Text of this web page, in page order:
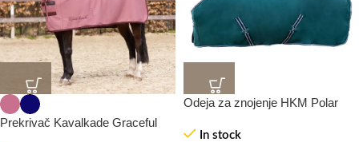
Prekrivač Kavalkade Graceful
Odeja za znojenje HKM Polar
In stock